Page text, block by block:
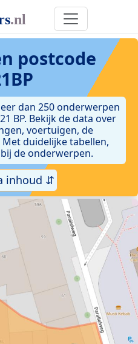
postcode
dan 250 onderwerpen
BP. Bekijk de data over
voertuigen, de
duidelijke tabellen,
de onderwerpen.
inhoud ⇵